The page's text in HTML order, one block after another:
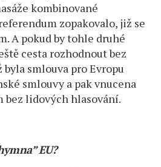
kombinované
zopakovalo, již se
A pokud by tohle druhé
cesta rozhodnout bez
smlouva pro Evropu
smlouvy a pak vnucena
bez lidových hlasování.
EU?